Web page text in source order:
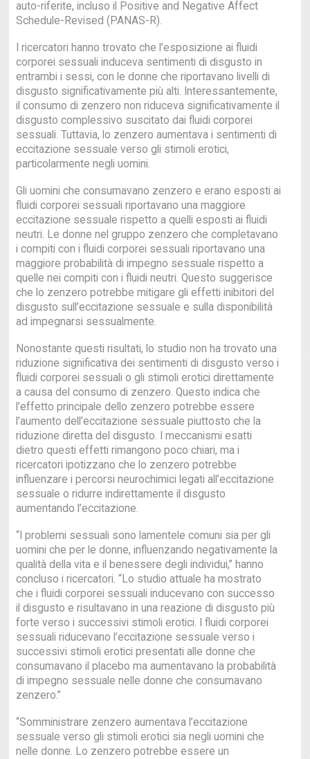
auto-riferite, incluso il Positive and Negative Affect
Schedule-Revised (PANAS-R).
I ricercatori hanno trovato che l’esposizione ai fluidi
corporei sessuali induceva sentimenti di disgusto in
entrambi i sessi, con le donne che riportavano livelli di
disgusto significativamente più alti. Interessantemente,
il consumo di zenzero non riduceva significativamente il
disgusto complessivo suscitato dai fluidi corporei
sessuali. Tuttavia, lo zenzero aumentava i sentimenti di
eccitazione sessuale verso gli stimoli erotici,
particolarmente negli uomini.
Gli uomini che consumavano zenzero e erano esposti ai
fluidi corporei sessuali riportavano una maggiore
eccitazione sessuale rispetto a quelli esposti ai fluidi
neutri. Le donne nel gruppo zenzero che completavano
i compiti con i fluidi corporei sessuali riportavano una
maggiore probabilità di impegno sessuale rispetto a
quelle nei compiti con i fluidi neutri. Questo suggerisce
che lo zenzero potrebbe mitigare gli effetti inibitori del
disgusto sull’eccitazione sessuale e sulla disponibilità
ad impegnarsi sessualmente.
Nonostante questi risultati, lo studio non ha trovato una
riduzione significativa dei sentimenti di disgusto verso i
fluidi corporei sessuali o gli stimoli erotici direttamente
a causa del consumo di zenzero. Questo indica che
l’effetto principale dello zenzero potrebbe essere
l’aumento dell’eccitazione sessuale piuttosto che la
riduzione diretta del disgusto. I meccanismi esatti
dietro questi effetti rimangono poco chiari, ma i
ricercatori ipotizzano che lo zenzero potrebbe
influenzare i percorsi neurochimici legati all’eccitazione
sessuale o ridurre indirettamente il disgusto
aumentando l’eccitazione.
“I problemi sessuali sono lamentele comuni sia per gli
uomini che per le donne, influenzando negativamente la
qualità della vita e il benessere degli individui,” hanno
concluso i ricercatori. “Lo studio attuale ha mostrato
che i fluidi corporei sessuali inducevano con successo
il disgusto e risultavano in una reazione di disgusto più
forte verso i successivi stimoli erotici. I fluidi corporei
sessuali riducevano l’eccitazione sessuale verso i
successivi stimoli erotici presentati alle donne che
consumavano il placebo ma aumentavano la probabilità
di impegno sessuale nelle donne che consumavano
zenzero.”
“Somministrare zenzero aumentava l’eccitazione
sessuale verso gli stimoli erotici sia negli uomini che
nelle donne. Lo zenzero potrebbe essere un